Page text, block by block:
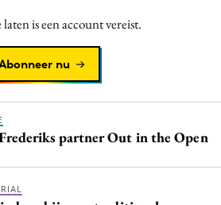
is een account vereist.
nu
partner Out in the Open